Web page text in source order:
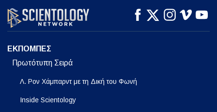
ΠΑΡΑΚΟΛΟΥΘΗΣΤΕ ΠΑΡΑΚΟΛΟΥΘΗΣΤΕ
ΕΞΕΡΕΥΝΗΣΤΕ ΤΗ
ΣΕΙΡΑ
ΕΚΠΟΜΠΕΣ
Πρωτότυπη Σειρά
Λ. Ρον Χάμπαρντ με τη Δική του Φωνή
Inside Scientology